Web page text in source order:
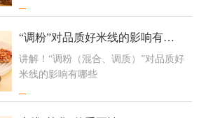
“调粉”对品质好米线的影响有哪些
讲解！“调粉（混合、调质）”对品质好
米线的影响有哪些